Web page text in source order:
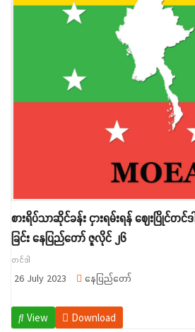
စားရိပ်သာဆိုင်ခန်း ငှားရမ်းရန် ဈေးပြိုင်တင်
ခြင်း နေပြည်တော် ဇူလိုင် ၂၆
တင်ဒါ
26 July 2023 နေပြည်တော်
View Download